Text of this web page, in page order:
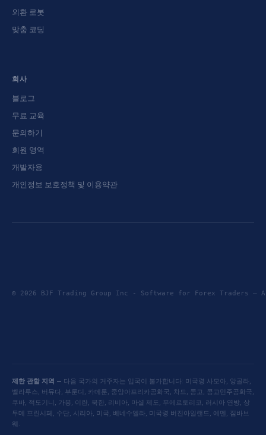
외환 로봇
맞춤 코딩
회사
블로그
무료 교육
문의하기
회원 영역
개발자용
개인정보 보호정책 및 이용약관
© 2026 BJF Trading Group Inc - Software for Forex
제한 관할 지역 — 다음 국가의 거주자는 입국이 불가합니다: 미국령 사모아, 앙골라,
벨라루스, 버뮤다, 부룬디, 카메룬, 중앙아프리카공화국, 차드, 콩고, 콩고민주공화국,
쿠바, 적도기니, 가봉, 이란, 북한, 리비아, 마셜 제도, 푸에르토리코, 러시아 연방, 상
투메 프린시페, 수단, 시리아, 미국, 베네수엘라, 미국령 버진아일랜드, 예멘, 짐바브
웨.